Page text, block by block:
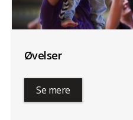
Øvelser
Se mere